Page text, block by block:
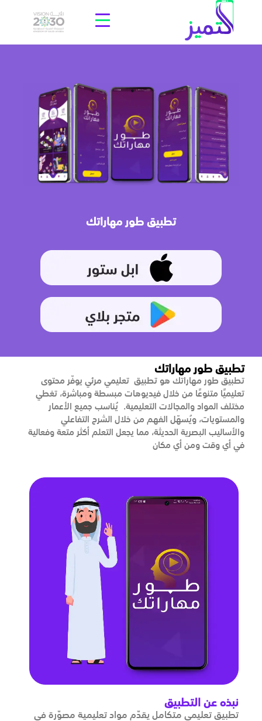
تطبيق طور مهاراتك
تطبيق طور مهاراتك
تطبيق طور مهاراتك هو تطبيق تعليمي مرئي يوفّر محتوى
تعليميًا متنوعًا من خلال فيديوهات مبسطة ومباشرة، تغطي
مختلف المواد والمجالات التعليمية. يُناسب جميع الأعمار
والمستويات، ويُسهّل الفهم من خلال الشرح التفاعلي
والأساليب البصرية الحديثة، مما يجعل التعلم أكثر متعة وفعالية
في أي وقت ومن أي مكان
نبذه عن التطبيق